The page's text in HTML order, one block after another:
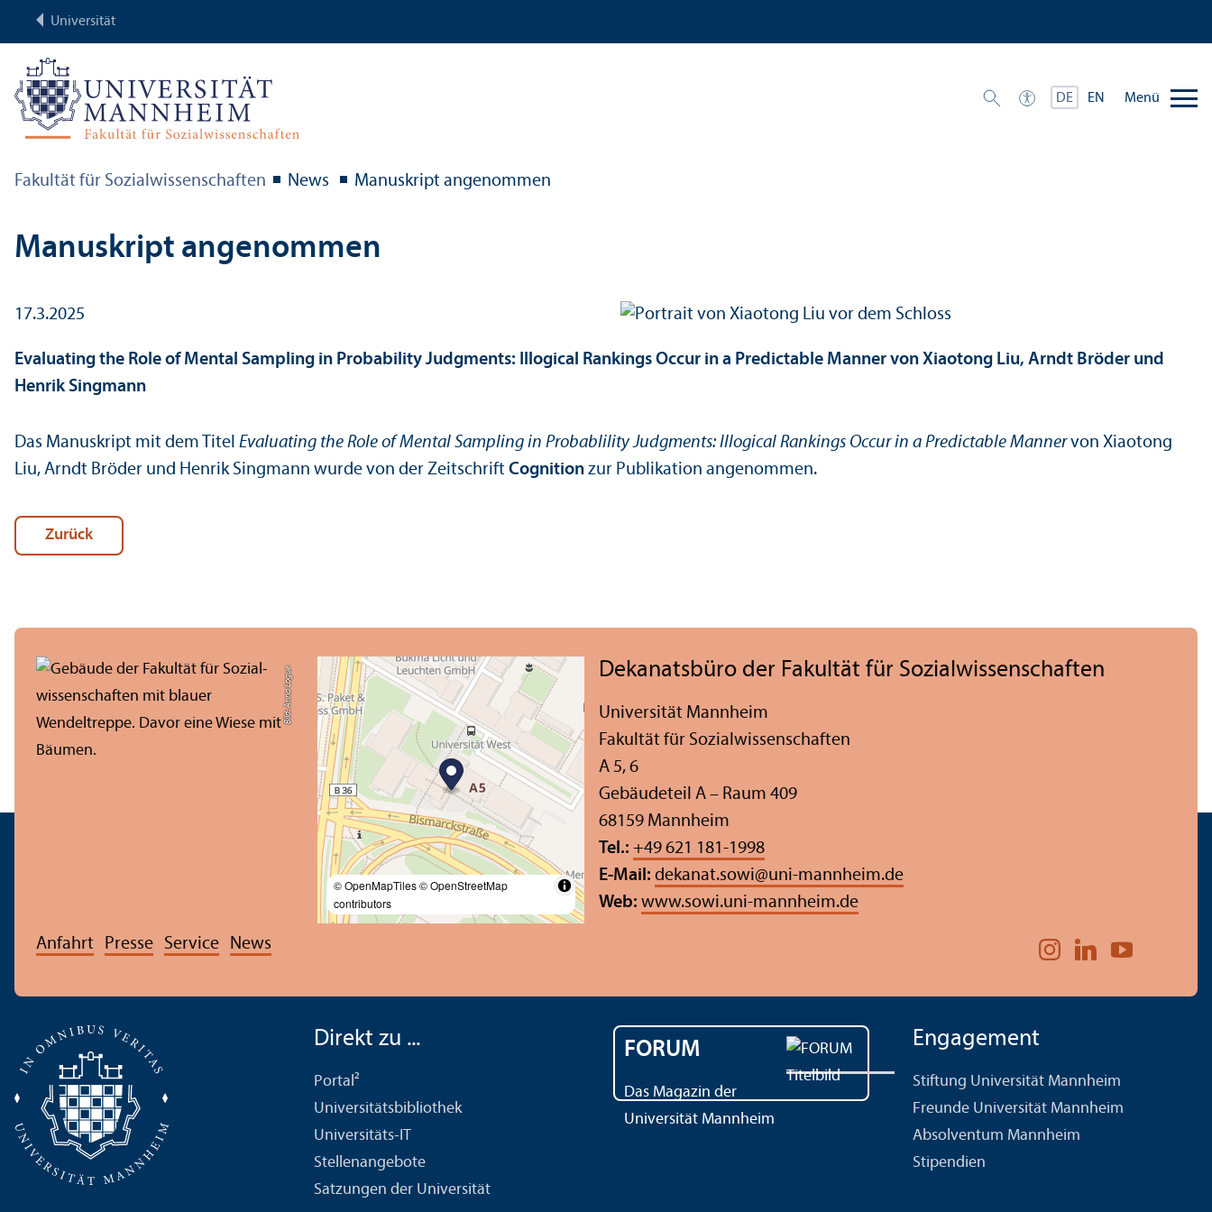
Universität
DE EN Menü
Fakultät für Sozial­wissenschaften News Manuskript angenommen
Manuskript angenommen
17.3.2025
Evaluating the Role of Mental Sampling in Probability Judgments: Illogical Rankings Occur in a Predictable Manner von Xiaotong Liu, Arndt Bröder und
Henrik Singmann
Das Manuskript mit dem Titel Evaluating the Role of Mental Sampling in Probablility Judgments: Illogical Rankings Occur in a Predictable Mannervon Xiaotong
Liu, Arndt Bröder und Henrik Singmann wurde von der Zeitschrift Cognition zur Publikation angenommen.
Zurück
Bild: Anna Logue
© OpenMapTiles© OpenStreetMap
contributors
Dekanatsbüro der Fakultät für Sozial­wissenschaften
Universität Mannheim
Fakultät für Sozial­wissenschaften
A 5, 6
Gebäudeteil A – Raum 409
68159 Mannheim
Tel.: +49 621 181-1998
E-Mail: dekanat.sowi@uni-mannheim.de
Web: www.sowi.uni-mannheim.de
Anfahrt Presse Service News
Direkt zu ...
Portal²
Universitäts­bibliothek
Universitäts-IT
Stellenangebote
Satzungen der Universität
FORUM
Das Magazin der
Universität Mannheim
Engagement
Stiftung Universität Mannheim
Freunde Universität Mannheim
Absolventum Mannheim
Stipendien